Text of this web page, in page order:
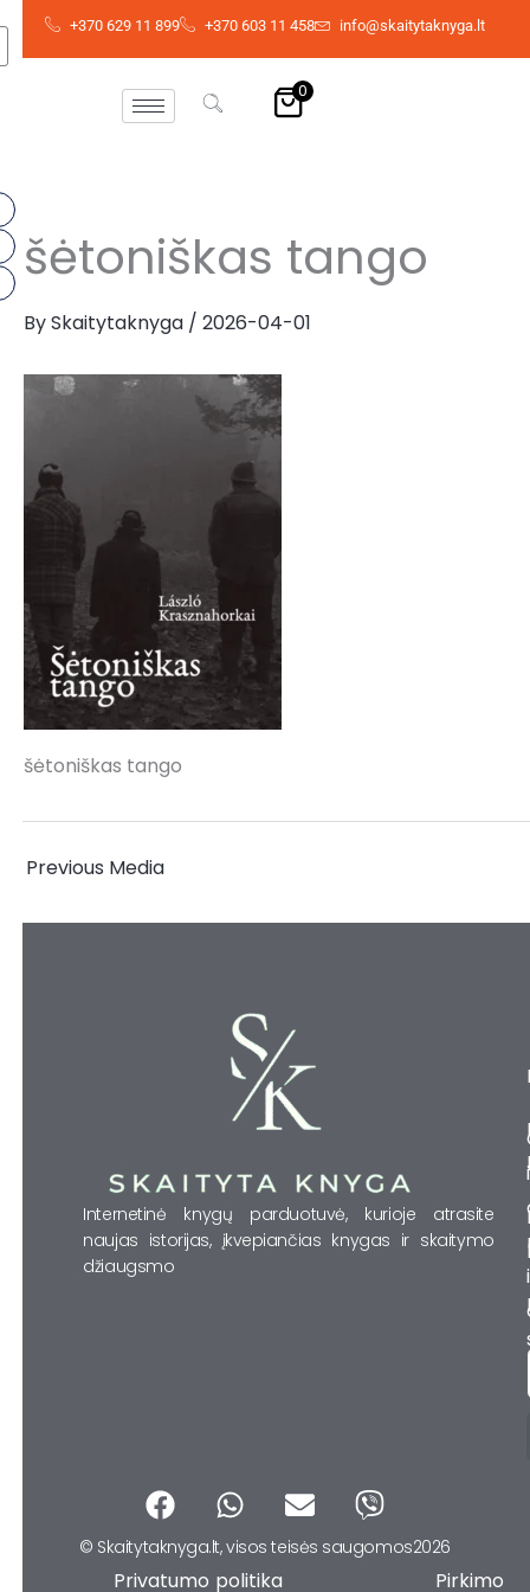
+370 629 11 899 +370 603 11 458 info@skaitytaknyga.lt
0
šėtoniškas tango
BySkaitytaknyga / 2026-04-01
šėtoniškas tango
Previous Media
Internetinė knygų parduotuvė, kurioje atrasite
naujas istorijas, įkvepiančias knygas ir skaitymo
džiaugsmo
F
a
c
W
h
a
E
n
v
V
b
© Skaitytaknyga.lt, visos teisės saugomos2026
Privatumo politika Pirkimo